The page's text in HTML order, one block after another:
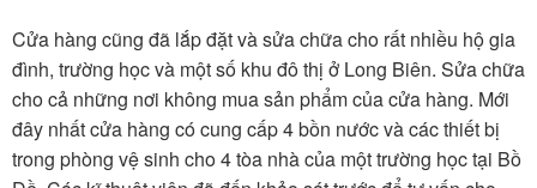
Cửa hàng cũng đã lắp đặt và sửa chữa cho rất nhiều hộ gia
đình, trường học và một số khu đô thị ở Long Biên. Sửa chữa
cho cả những nơi không mua sản phẩm của cửa hàng. Mới
đây nhất cửa hàng có cung cấp 4 bồn nước và các thiết bị
trong phòng vệ sinh cho 4 tòa nhà của một trường học tại Bồ